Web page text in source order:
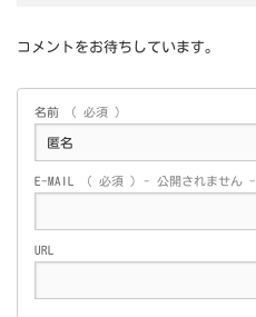
コメントをお待ちしています。
名前 ( 必須 )
E-MAIL ( 必須 ) - 公開されません -
URL